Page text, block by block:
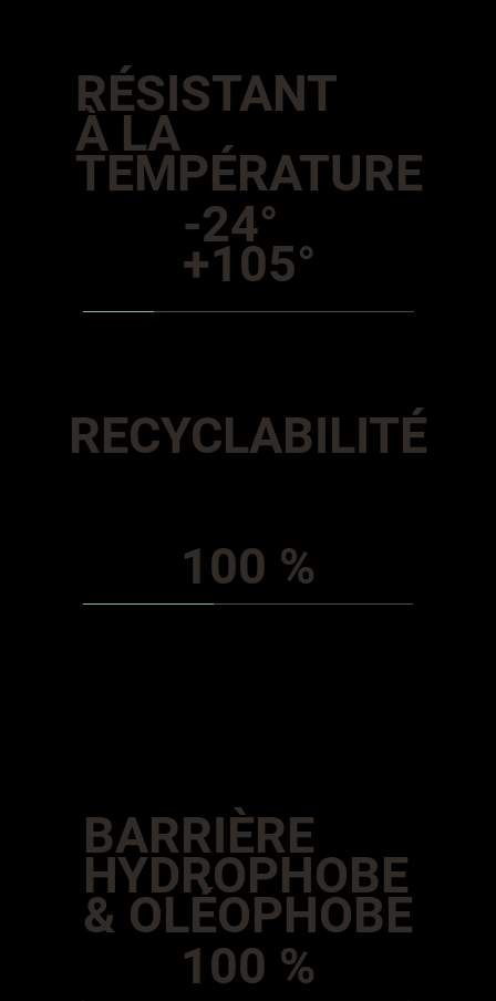
BARRIÈRE
HYDROPHOBE
& OLÉOPHOBE
100 %
RÉSISTANT
À LA
TEMPÉRATURE
-24°
+105°
RECYCLABILITÉ
100 %